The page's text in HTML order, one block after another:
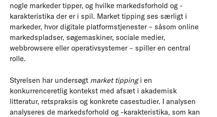
nogle markeder tipper, og hvilke markedsforhold og -
karakteristika der er i spil. Market tipping ses særligt i
markeder, hvor digitale platformstjenester – såsom online
markedspladser, søgemaskiner, sociale medier,
webbrowsere eller operativsystemer – spiller en central
rolle.
Styrelsen har undersøgt market tippingi en
konkurrenceretlig kontekst med afsæt i akademisk
litteratur, retspraksis og konkrete casestudier. I analysen
analyseres de markedsforhold og -karakteristika, som kan